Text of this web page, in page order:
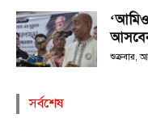
‘আমিও
শুক্রবার,
সর্বশেষ